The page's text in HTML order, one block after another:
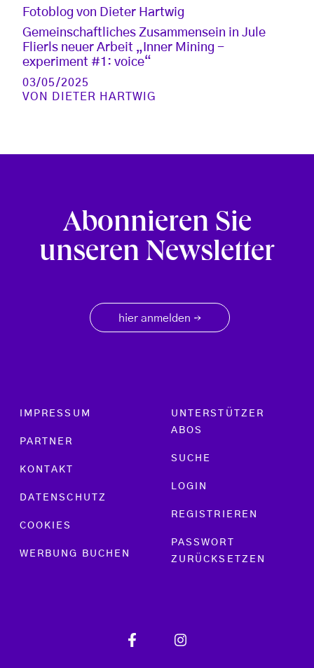
Fotoblog von Dieter Hartwig
Gemeinschaftliches Zusammensein in Jule
Flierls neuer Arbeit „Inner Mining -
experiment #1: voice“
03/05/2025
VON
DIETER HARTWIG
Abonnieren Sie
unseren Newsletter
hier anmelden →
Footer menu
IMPRESSUM
PARTNER
KONTAKT
DATENSCHUTZ
COOKIES
WERBUNG BUCHEN
UNTERSTÜTZER
ABOS
SUCHE
LOGIN
REGISTRIEREN
PASSWORT
ZURÜCKSETZEN